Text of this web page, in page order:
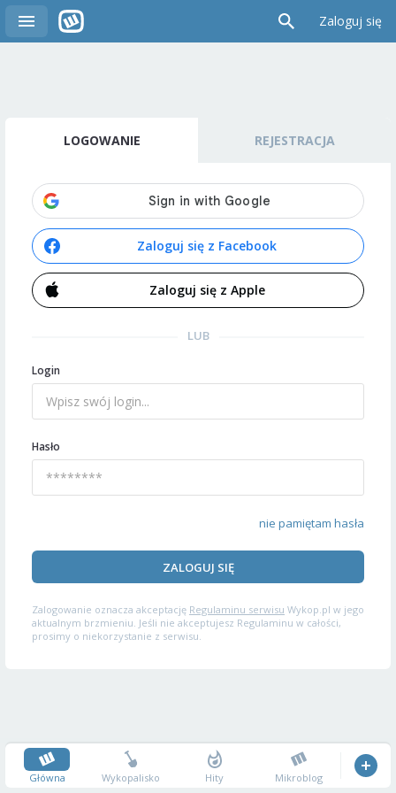
Zaloguj się
LOGOWANIE REJESTRACJA
Zaloguj się z Facebook
Zaloguj się z Apple
LUB
Login
Hasło
nie pamiętam hasła
ZALOGUJ SIĘ
Zalogowanie oznacza akceptację Regulaminu serwisu Wykop.pl w jego
aktualnym brzmieniu. Jeśli nie akceptujesz Regulaminu w całości,
prosimy o niekorzystanie z serwisu.
Główna Wykopalisko Hity Mikroblog